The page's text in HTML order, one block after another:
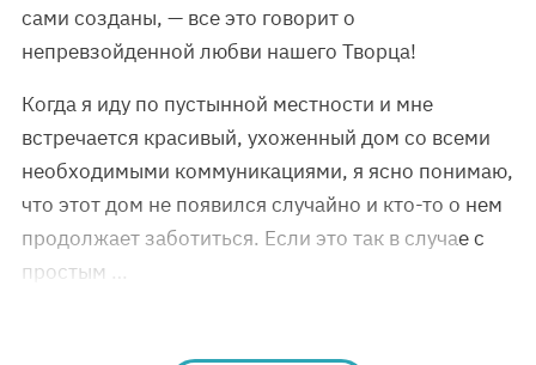
сами созданы, — все это говорит о
непревзойденной любви нашего Творца!
Когда я иду по пустынной местности и мне
встречается красивый, ухоженный дом со всеми
необходимыми коммуникациями, я ясно понимаю,
что этот дом не появился случайно и кто-то о нем
продолжает заботиться. Если это так в случае с
простым …